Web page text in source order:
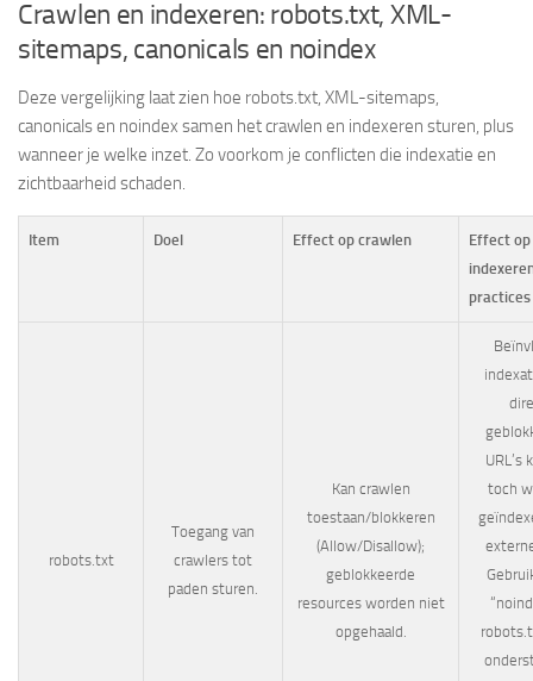
Crawlen en indexeren: robots.txt, XML-
sitemaps, canonicals en noindex
Deze vergelijking laat zien hoe robots.txt, XML-sitemaps,
canonicals en noindex samen het crawlen en indexeren sturen, plus
wanneer je welke inzet. Zo voorkom je conflicten die indexatie en
zichtbaarheid schaden.
Item Doel Effect op crawlen
Effect op
practices
robots.txt
Toegang van
crawlers tot
paden sturen.
Kan crawlen
toestaan/blokkeren
(Allow/Disallow);
geblokkeerde
resources worden niet
opgehaald.
URL’s
toch